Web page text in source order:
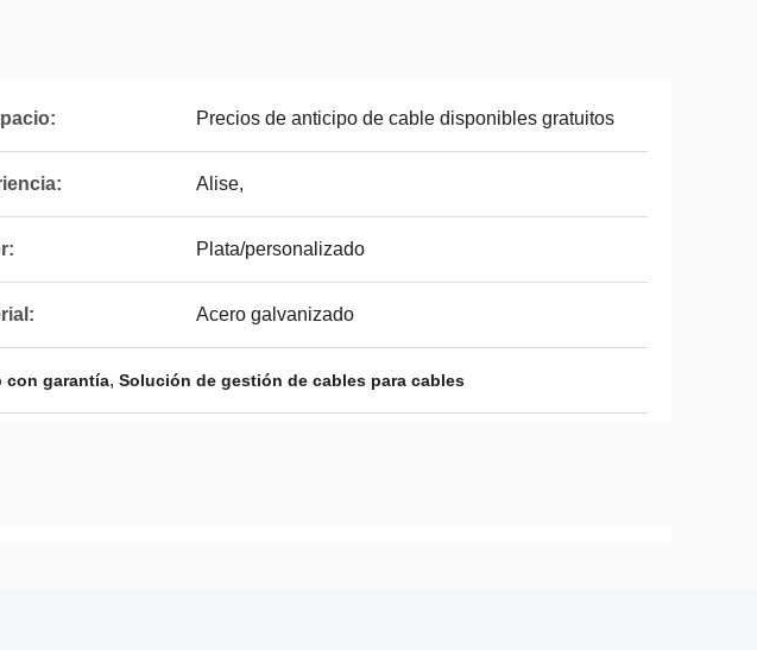
Precios de anticipo de cable disponibles gratuitos
Alise,
Plata/personalizado
Acero galvanizado
con garantía, Solución de gestión de cables para cables